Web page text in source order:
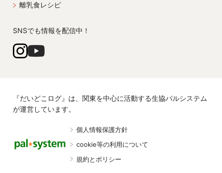
離乳食レシピ
SNSでも情報を配信中！
『だいどこログ』は、関東を中心に活動する生協パルシステム
が運営しています。
個人情報保護方針
cookie等の利用について
規約とポリシー